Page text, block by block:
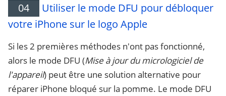
04
Utiliser le mode DFU pour débloquer
votre iPhone sur le logo Apple
Si les 2 premières méthodes n'ont pas fonctionné,
alors le mode DFU (Mise à jour du micrologiciel de
l'appareil) peut être une solution alternative pour
réparer iPhone bloqué sur la pomme. Le mode DFU